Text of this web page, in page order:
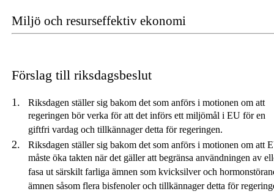
Miljö och resurseffektiv ekonomi
Förslag till riksdagsbeslut
Riksdagen ställer sig bakom det som anförs i motionen om att
regeringen bör verka för att det införs ett miljömål i EU för en
giftfri vardag och tillkännager detta för regeringen.
Riksdagen ställer sig bakom det som anförs i motionen om att
måste öka takten när det gäller att begränsa användningen av
fasa ut särskilt farliga ämnen som kvicksilver och
ämnen såsom flera bisfenoler och tillkännager detta för